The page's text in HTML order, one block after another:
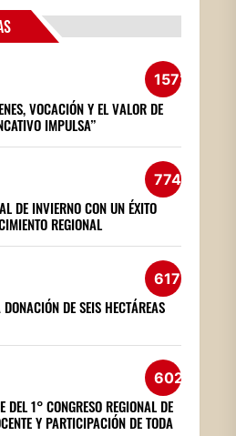
1572
VOCACIÓN Y EL VALOR DE
IMPULSA”
774
DE INVIERNO CON UN ÉXITO
REGIONAL
617
DE SEIS HECTÁREAS
602
1° CONGRESO REGIONAL DE
Y PARTICIPACIÓN DE TODA